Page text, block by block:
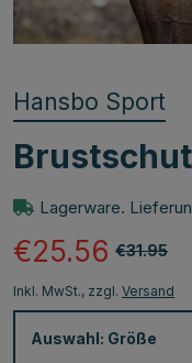
Hansbo Sport
Lagerware.
€31.95
€25.56
Inkl. MwSt., zzgl. Versand
Auswahl: Größe